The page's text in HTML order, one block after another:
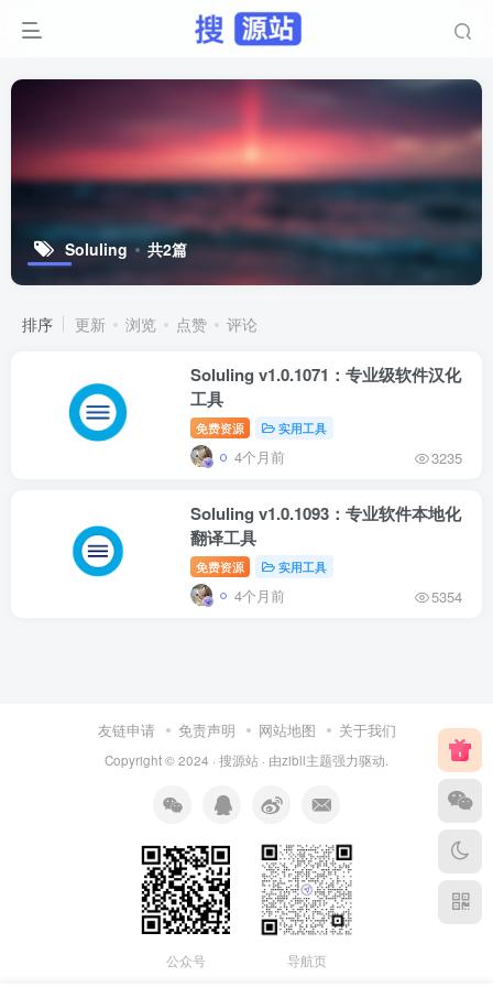
Soluling 共2篇
排序 更新 浏览 点赞 评论
Soluling v1.0.1071：专业级软件汉化
工具
免费资源 实用工具
4个月前 3235
Soluling v1.0.1093：专业软件本地化
翻译工具
免费资源 实用工具
4个月前 5354
友链申请 免责声明 网站地图 关于我们
Copyright © 2024 · 搜源站 · 由zibll主题强力驱动.
公众号 导航页